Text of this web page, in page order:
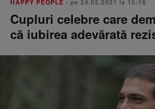
HAPPY PEOPLE • pe 24.05.2021 la 10:16
Cupluri celebre care
că iubirea adevărată